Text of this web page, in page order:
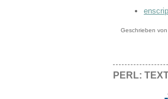
Geschrieben von
PERL: